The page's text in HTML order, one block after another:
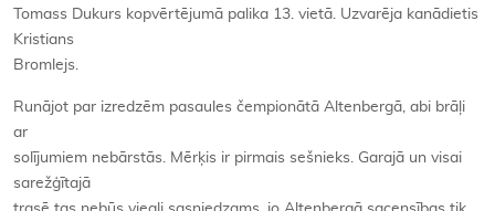
Tomass Dukurs kopvērtējumā palika 13. vietā. Uzvarēja kanādietis
Kristians
Bromlejs.
Runājot par izredzēm pasaules čempionātā Altenbergā, abi brāļi
ar
solījumiem nebārstās. Mērķis ir pirmais sešnieks. Garajā un visai
sarežģītajā